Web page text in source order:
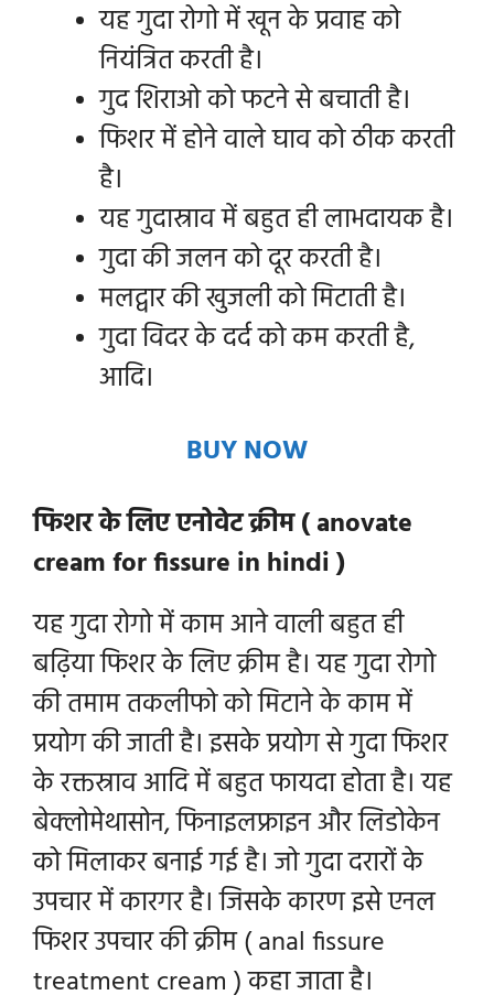
यह गुदा रोगो में खून के प्रवाह को
नियंत्रित करती है।
गुद शिराओ को फटने से बचाती है।
फिशर में होने वाले घाव को ठीक करती
है।
यह गुदास्राव में बहुत ही लाभदायक है।
गुदा की जलन को दूर करती है।
मलद्वार की खुजली को मिटाती है।
गुदा विदर के दर्द को कम करती है,
आदि।
BUY NOW
फिशर के लिए एनोवेट क्रीम ( anovate
cream for fissure in hindi )
यह गुदा रोगो में काम आने वाली बहुत ही
बढ़िया फिशर के लिए क्रीम है। यह गुदा रोगो
की तमाम तकलीफो को मिटाने के काम में
प्रयोग की जाती है। इसके प्रयोग से गुदा फिशर
के रक्तस्राव आदि में बहुत फायदा होता है। यह
बेक्लोमेथासोन, फिनाइलफ्राइन और लिडोकेन
को मिलाकर बनाई गई है। जो गुदा दरारों के
उपचार में कारगर है। जिसके कारण इसे एनल
फिशर उपचार की क्रीम ( anal fissure
treatment cream ) कहा जाता है।